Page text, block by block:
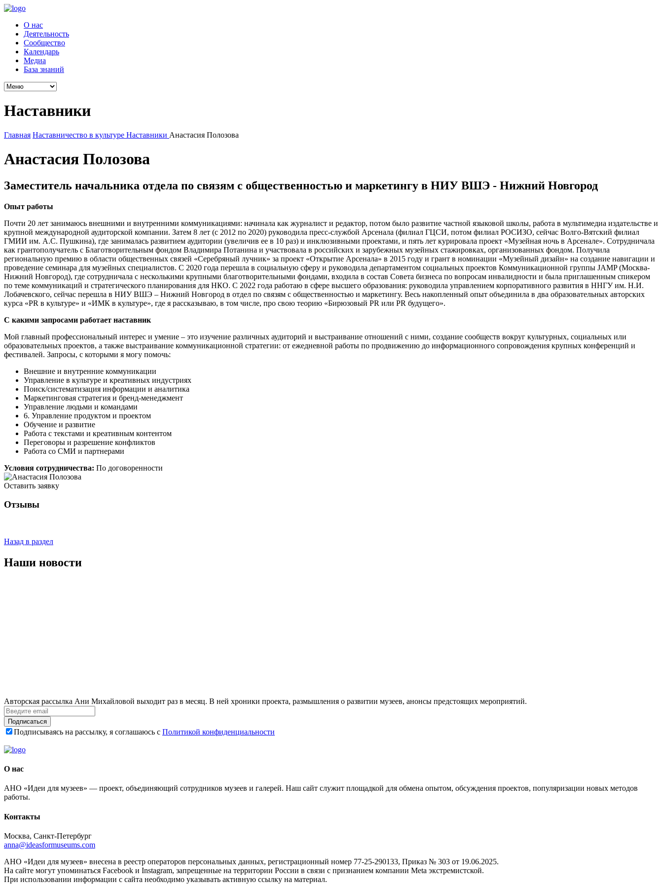
О нас
Деятельность
Сообщество
Календарь
Медиа
База знаний
Наставники
Главная Наставничество в культуре Наставники Анастасия Полозова
Анастасия Полозова
Заместитель начальника отдела по связям с общественностью и маркетингу в НИУ ВШЭ - Нижний Новгород
Опыт работы
Почти 20 лет занимаюсь внешними и внутренними коммуникациями: начинала как журналист и редактор, потом было развитие частной языковой школы, работа в мультимедиа издательстве и
крупной международной аудиторской компании. Затем 8 лет (с 2012 по 2020) руководила пресс-службой Арсенала (филиал ГЦСИ, потом филиал РОСИЗО, сейчас Волго-Вятский филиал
ГМИИ им. А.С. Пушкина), где занималась развитием аудитории (увеличив ее в 10 раз) и инклюзивными проектами, и пять лет курировала проект «Музейная ночь в Арсенале». Сотрудничала
как грантополучатель с Благотворительным фондом Владимира Потанина и участвовала в российских и зарубежных музейных стажировках, организованных фондом. Получила
региональную премию в области общественных связей «Серебряный лучник» за проект «Открытие Арсенала» в 2015 году и грант в номинации «Музейный дизайн» на создание навигации и
проведение семинара для музейных специалистов. С 2020 года перешла в социальную сферу и руководила департаментом социальных проектов Коммуникационной группы JAMP (Москва-
Нижний Новгород), где сотрудничала с несколькими крупными благотворительными фондами, входила в состав Совета бизнеса по вопросам инвалидности и была приглашенным спикером
по теме коммуникаций и стратегического планирования для НКО. С 2022 года работаю в сфере высшего образования: руководила управлением корпоративного развития в ННГУ им. Н.И.
Лобачевского, сейчас перешла в НИУ ВШЭ – Нижний Новгород в отдел по связям с общественностью и маркетингу. Весь накопленный опыт объединила в два образовательных авторских
курса «PR в культуре» и «ИМК в культуре», где я рассказываю, в том числе, про свою теорию «Бирюзовый PR или PR будущего».
С какими запросами работает наставник
Мой главный профессиональный интерес и умение – это изучение различных аудиторий и выстраивание отношений с ними, создание сообществ вокруг культурных, социальных или
образовательных проектов, а также выстраивание коммуникационной стратегии: от ежедневной работы по продвижению до информационного сопровождения крупных конференций и
фестивалей. Запросы, с которыми я могу помочь:
Внешние и внутренние коммуникации
Управление в культуре и креативных индустриях
Поиск/систематизация информации и аналитика
Маркетинговая стратегия и бренд-менеджмент
Управление людьми и командами
6. Управление продуктом и проектом
Обучение и развитие
Работа с текстами и креативным контентом
Переговоры и разрешение конфликтов
Работа со СМИ и партнерами
Условия сотрудничества: По договоренности
Оставить заявку
Отзывы
Назад в раздел
Наши новости
Авторская рассылка Ани Михайловой выходит раз в месяц. В ней хроники проекта, размышления о развитии музеев, анонсы предстоящих мероприятий.
Подписаться
Подписываясь на рассылку, я соглашаюсь с Политикой конфиденциальности
О нас
АНО «Идеи для музеев» — проект, объединяющий сотрудников музеев и галерей. Наш сайт служит площадкой для обмена опытом, обсуждения проектов, популяризации новых методов
работы.
Контакты
Москва, Санкт-Петербург
anna@ideasformuseums.com
АНО «Идеи для музеев» внесена в реестр операторов персональных данных, регистрационный номер 77-25-290133, Приказ № 303 от 19.06.2025.
На сайте могут упоминаться Facebook и Instagram, запрещенные на территории России в связи с признанием компании Meta экстремистской.
При использовании информации с сайта необходимо указывать активную ссылку на материал.